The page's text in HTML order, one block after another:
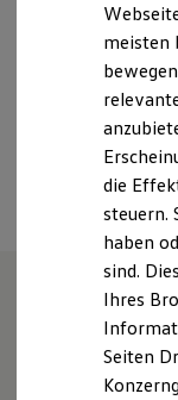
Laden
Batterie
Kosten
E-
ID.
Über
meisten
die
steuern.
haben
sind.
Ihres
Seiten